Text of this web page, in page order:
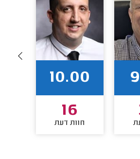
10.00
16
חוות דעת